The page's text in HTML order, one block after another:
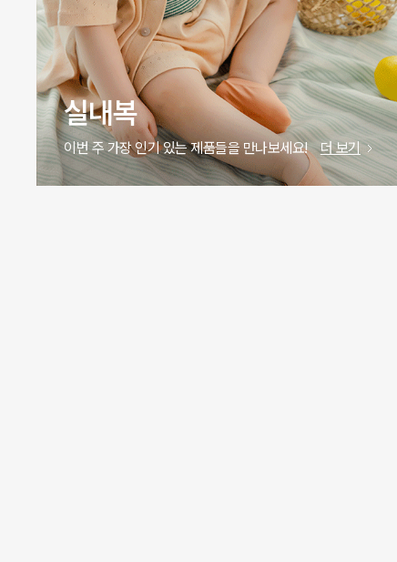
원피스
이번 주 가장 인기 있는 제품들을 만나보세요! 더 보기